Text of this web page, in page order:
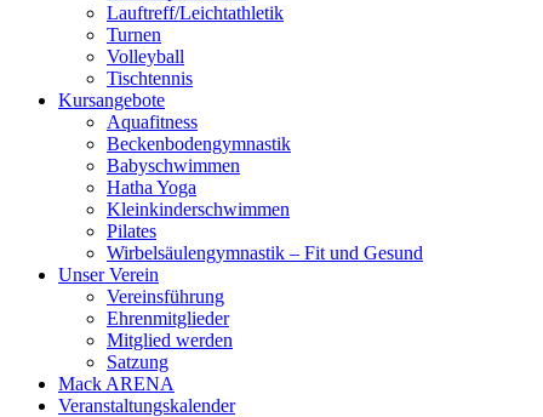
Lauftreff/Leichtathletik
Turnen
Volleyball
Tischtennis
Kursangebote
Aquafitness
Beckenbodengymnastik
Babyschwimmen
Hatha Yoga
Kleinkinderschwimmen
Pilates
Wirbelsäulengymnastik – Fit und Gesund
Unser Verein
Vereinsführung
Ehrenmitglieder
Mitglied werden
Satzung
Mack ARENA
Veranstaltungskalender